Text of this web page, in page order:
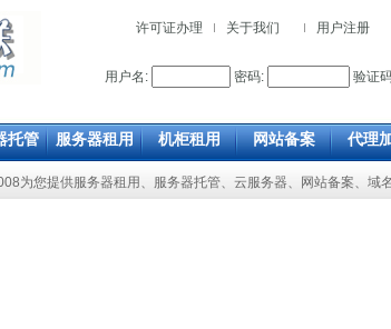
许可证办理 关于我们 用户注册
用户名: 密码: 验证
托管 服务器租用 机柜租用 网站备案 代理
为您提供服务器租用 、 服务器托管、 云服务器、 网站备案、 域